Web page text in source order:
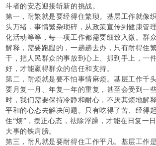
斗者的安态迎接斩新的挑战。
第一，耐繁就是要经得住繁琐。基层工作就像
头万绪，事情繁杂琐碎，从政策宣传到健康管
化活动等等，每一项工作都需要细致入微。群
解释，需要跑腿的，一趟趟去办，只有耐得住
干，把人民群众的事放到心上、抓到手上，一
好，才能嬴得群众的信任和支持。
第二，耐烦就是要不怕事情麻烦。基层工作千
要月复一月、年复一年的重复，甚至会受到一
时，我们需要保持冷静和耐心，不厌其烦地解
平和的心态去解决问题。只有吃得了苦、经得
住“烦”，摆正心态，祛除浮躁，才能在日复一
大事的铁肩膀。
第三，耐凡就是要耐得住工作平凡。基层工作